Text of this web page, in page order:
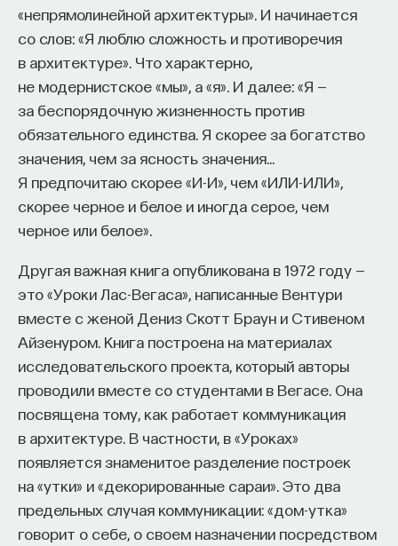
«непрямолинейной архитектуры». И начинается
со слов: «Я люблю сложность и противоречия
в архитектуре». Что характерно,
не модернистское «мы», а «я». И далее: «Я —
за беспорядочную жизненность против
обязательного единства. Я скорее за богатство
значения, чем за ясность значения…
Я предпочитаю скорее «И-И», чем «ИЛИ-ИЛИ»,
скорее черное и белое и иногда серое, чем
черное или белое».
Другая важная книга опубликована в 1972 году —
это «Уроки Лас-Вегаса», написанные Вентури
вместе с женой Дениз Скотт Браун и Стивеном
Айзенуром. Книга построена на материалах
исследовательского проекта, который авторы
проводили вместе со студентами в Вегасе. Она
посвящена тому, как работает коммуникация
в архитектуре. В частности, в «Уроках»
появляется знаменитое разделение построек
на «утки» и «декорированные сараи». Это два
предельных случая коммуникации: «дом-утка»
говорит о себе, о своем назначении посредством